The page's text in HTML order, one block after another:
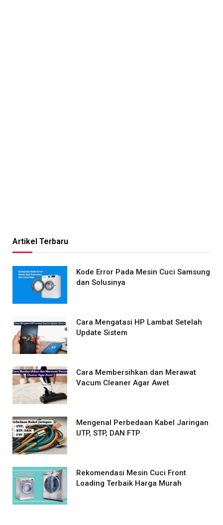
Artikel Terbaru
Kode Error Pada Mesin Cuci Samsung
dan Solusinya
Cara Mengatasi HP Lambat Setelah
Update Sistem
Cara Membersihkan dan Merawat
Vacum Cleaner Agar Awet
Mengenal Perbedaan Kabel Jaringan
UTP, STP, DAN FTP
Rekomendasi Mesin Cuci Front
Loading Terbaik Harga Murah